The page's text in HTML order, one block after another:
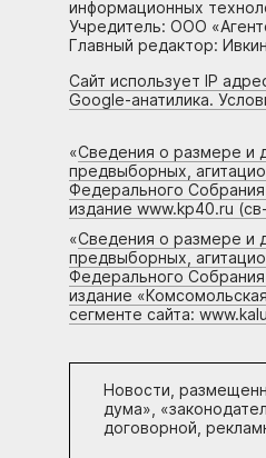
информационных
Учредитель: ООО
Главный редактор:
Сайт использует IP
Google-анатилика.
«Сведения о размере и
предвыборных,
Федерального
издание www.kp40.ru
«Сведения о размере и
предвыборных,
Федерального
издание
сегменте сайта:
Новости,
дума»,
договорной,